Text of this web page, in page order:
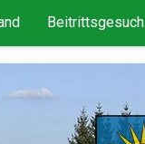
Beitrittsgesuch